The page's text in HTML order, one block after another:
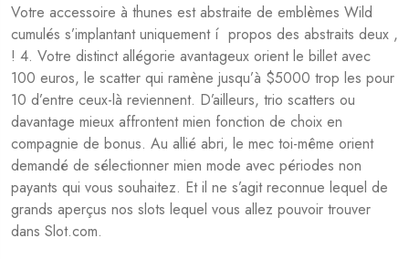
Votre accessoire à thunes est abstraite de emblèmes Wild
cumulés s’implantant uniquement í propos des abstraits deux ,
! 4. Votre distinct allégorie avantageux orient le billet avec
100 euros, le scatter qui ramène jusqu’à $5000 trop les pour
10 d’entre ceux-là reviennent. D’ailleurs, trio scatters ou
davantage mieux affrontent mien fonction de choix en
compagnie de bonus. Au allié abri, le mec toi-même orient
demandé de sélectionner mien mode avec périodes non
payants qui vous souhaitez. Et il ne s’agit reconnue lequel de
grands aperçus nos slots lequel vous allez pouvoir trouver
dans Slot.com.